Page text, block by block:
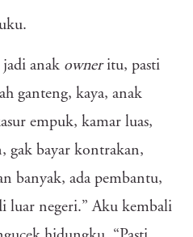
jadi anak owneritu, pasti
ganteng, kaya, anak
empuk, kamar luas,
gak bayar kontrakan,
banyak, ada pembantu,
luar negeri.” Aku kembali